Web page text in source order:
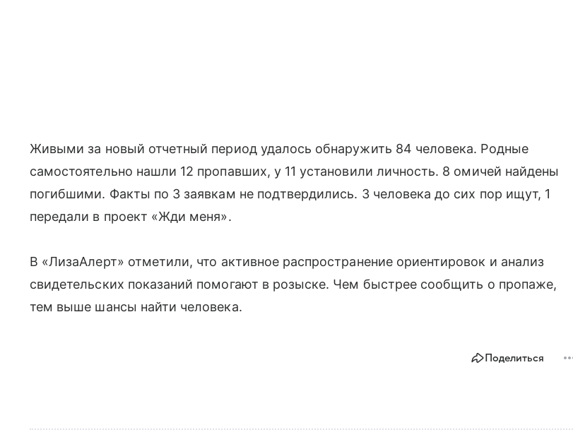
Живыми за новый отчетный период удалось обнаружить 84 человека. Родные
самостоятельно нашли 12 пропавших, у 11 установили личность. 8 омичей найдены
погибшими. Факты по 3 заявкам не подтвердились. 3 человека до сих пор ищут, 1
передали в проект «Жди меня».
В «ЛизаАлерт» отметили, что активное распространение ориентировок и анализ
свидетельских показаний помогают в розыске. Чем быстрее сообщить о пропаже,
тем выше шансы найти человека.
Поделиться